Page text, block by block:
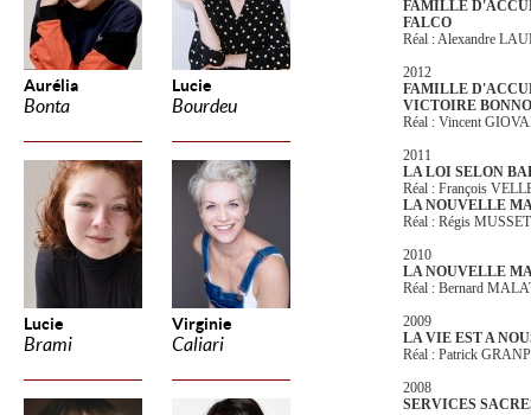
Aurélia
Bonta
Lucie
Bourdeu
Lucie
Brami
Virginie
Caliari
FAMILLE
FALCO
Réal : Alexandre
2012
FAMILLE
VICTOIRE
Réal : Vincent
2011
LA LOI SELON
Réal : François
LA NOUVELLE
Réal : Régis MUSSET
2010
LA NOUVELLE
Réal : Bernard
2009
LA VIE EST A
Réal : Patrick
2008
SERVICES